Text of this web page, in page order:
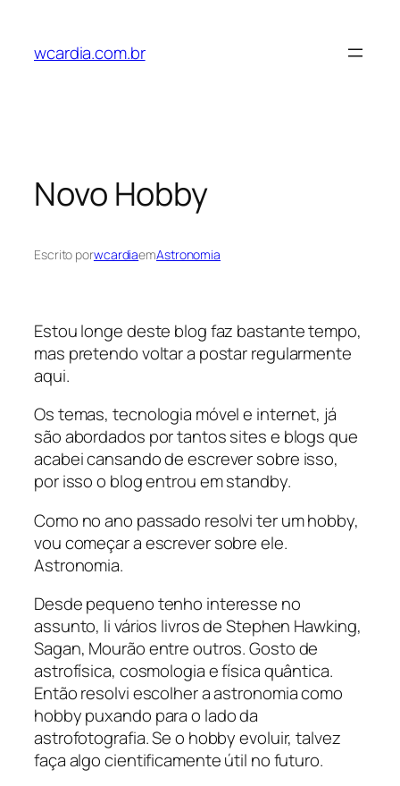
wcardia.com.br
Novo Hobby
Escrito porwcardiaemAstronomia
Estou longe deste blog faz bastante tempo,
mas pretendo voltar a postar regularmente
aqui.
Os temas, tecnologia móvel e internet, já
são abordados por tantos sites e blogs que
acabei cansando de escrever sobre isso,
por isso o blog entrou em standby.
Como no ano passado resolvi ter um hobby,
vou começar a escrever sobre ele.
Astronomia.
Desde pequeno tenho interesse no
assunto, li vários livros de Stephen Hawking,
Sagan, Mourão entre outros. Gosto de
astrofísica, cosmologia e física quântica.
Então resolvi escolher a astronomia como
hobby puxando para o lado da
astrofotografia. Se o hobby evoluir, talvez
faça algo cientificamente útil no futuro.